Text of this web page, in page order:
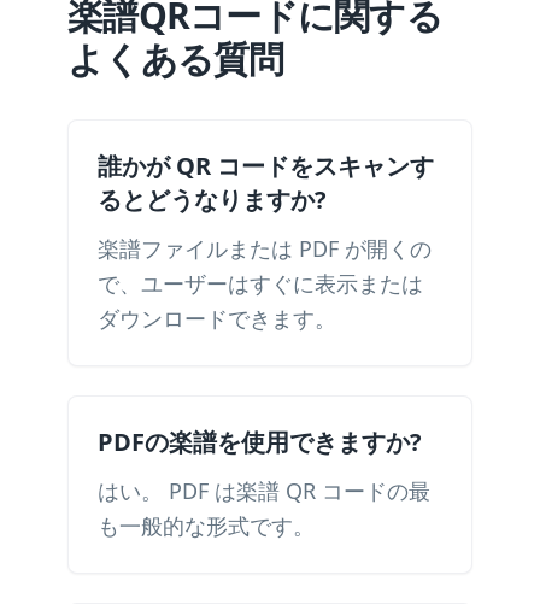
楽譜QRコードに関する
よくある質問
誰かが QR コードをスキャンす
るとどうなりますか?
楽譜ファイルまたは PDF が開くの
で、ユーザーはすぐに表示または
ダウンロードできます。
PDFの楽譜を使用できますか?
はい。 PDF は楽譜 QR コードの最
も一般的な形式です。